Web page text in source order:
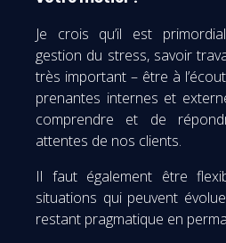
Je crois qu’il est
gestion du stress, savoir
très important – être à
prenantes internes et
comprendre et de
attentes de nos clients.
Il faut également être
situations qui peuvent
restant pragmatique en